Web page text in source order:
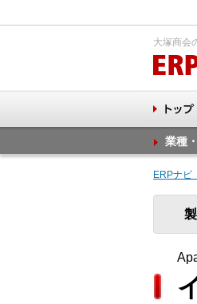
大塚商会
業種
ERPナビ